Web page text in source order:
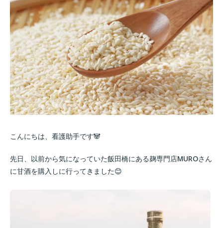
こんにちは、看護助手です🐼
先日、以前から気になっていた飯田橋にある麹専門店MUROさん
に甘酒を購入しに行ってきました😊